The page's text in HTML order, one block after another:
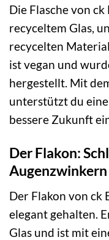
Die Flasche von
recyceltem Glas,
recycelten
ist vegan und
hergestellt. Mit
unterstützt du
bessere Zukunft
Der Flakon:
Augenzwinkern
Der Flakon von ck
elegant gehalten.
Glas und ist mit